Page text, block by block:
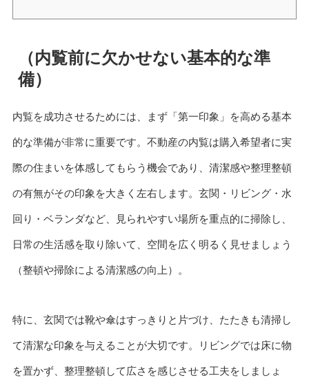
（内覧前に欠かせない基本的な準
備）
内覧を成功させるためには、まず「第一印象」を高める基本
的な準備が非常に重要です。不動産の内覧は購入希望者に実
際の住まいを体感してもらう機会であり、清潔感や整理整頓
の有無がその印象を大きく左右します。玄関・リビング・水
回り・ベランダなど、見られやすい場所を重点的に掃除し、
日常の生活感を取り除いて、空間を広く明るく見せましょう
（整頓や掃除による清潔感の向上）。
特に、玄関では靴や傘はすっきりと片づけ、たたきも清掃し
て清潔な印象を与えることが大切です。リビングでは床に物
を置かず、整理整頓して広さを感じさせる工夫をしましょ